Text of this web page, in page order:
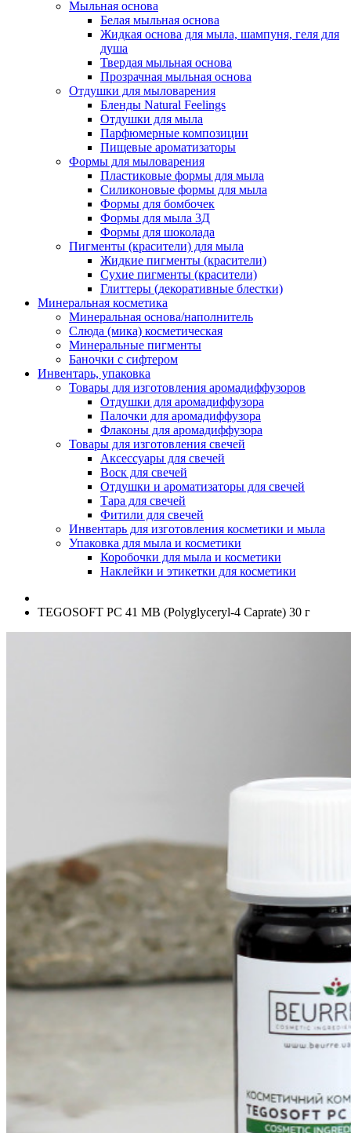
Мыльная основа
Белая мыльная основа
Жидкая основа для мыла, шампуня, геля для
душа
Твердая мыльная основа
Прозрачная мыльная основа
Отдушки для мыловарения
Бленды Natural Feelings
Отдушки для мыла
Парфюмерные композиции
Пищевые ароматизаторы
Формы для мыловарения
Пластиковые формы для мыла
Силиконовые формы для мыла
Формы для бомбочек
Формы для мыла 3Д
Формы для шоколада
Пигменты (красители) для мыла
Жидкие пигменты (красители)
Сухие пигменты (красители)
Глиттеры (декоративные блестки)
Минеральная косметика
Минеральная основа/наполнитель
Слюда (мика) косметическая
Минеральные пигменты
Баночки с сифтером
Инвентарь, упаковка
Товары для изготовления аромадиффузоров
Отдушки для аромадиффузора
Палочки для аромадиффузора
Флаконы для аромадиффузора
Товары для изготовления свечей
Аксессуары для свечей
Воск для свечей
Отдушки и ароматизаторы для свечей
Тара для свечей
Фитили для свечей
Инвентарь для изготовления косметики и мыла
Упаковка для мыла и косметики
Коробочки для мыла и косметики
Наклейки и этикетки для косметики
TEGOSOFT PC 41 MB (Polyglyceryl-4 Caprate) 30 г